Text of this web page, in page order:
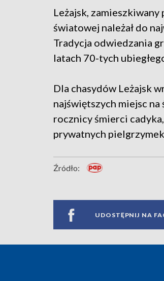
Leżajsk,
światowej należał do
Tradycja odwiedzania
latach 70-tych
Dla chasydów Leżajsk
najświętszych miejsc
rocznicy śmierci
prywatnych
Źródło:
UDOSTĘPNIJ NA